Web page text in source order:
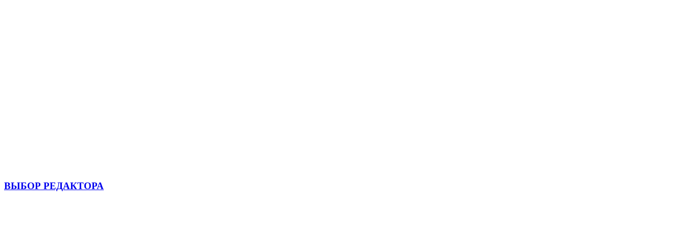
ВЫБОР РЕДАКТОРА